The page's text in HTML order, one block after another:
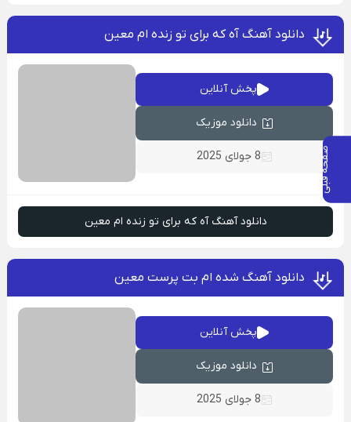
دانلود آهنگ آه که برای تو زنده ام معین
پخش آنلاین
دانلود موزیک
8 جولای 2025
دانلود آهنگ آه که برای تو زنده ام معین
دانلود آهنگ شده ام بت پرست معین
پخش آنلاین
دانلود موزیک
8 جولای 2025
ص
ف
ح
ه
ع
دصفحه قبلی